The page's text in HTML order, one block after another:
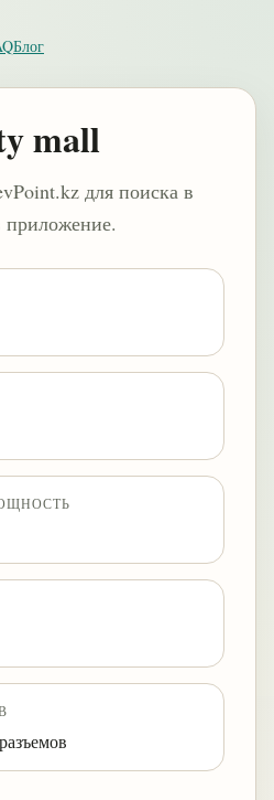
Блог
mall
для поиска в
приложение.